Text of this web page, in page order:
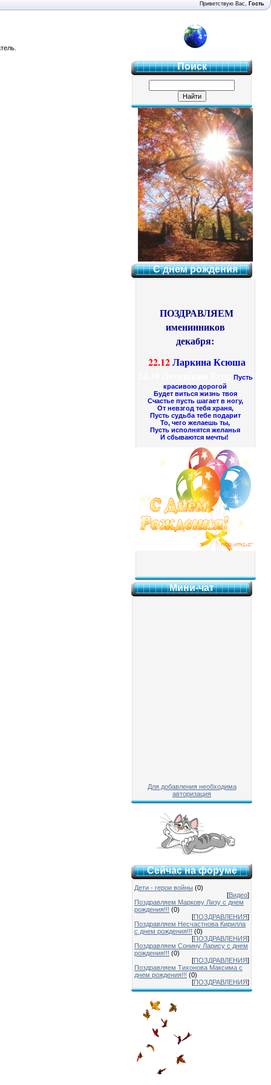
Приветствую Вас, Гость
4 "Б"
Поиск
С днем рождения
ПОЗДРАВЛЯЕМ
именинников
декабря:
22.12Ларкина Ксюша
Пусть
красивою дорогой
Будет виться жизнь твоя
Счастье пусть шагает в ногу,
От невзгод тебя храня,
Пусть судьба тебе подарит
То, чего желаешь ты,
Пусть исполнятся желанья
И сбываются мечты!
Мини-чат
Для добавления необходима
авторизация
Сейчас на форуме
Дети - герои войны (0)
[Видео]
Поздравляем Маркову Лизу с днем
рождения!!! (0)
[ПОЗДРАВЛЕНИЯ]
Поздравляем Несчастнова Кирилла
с днем рождения!!! (0)
[ПОЗДРАВЛЕНИЯ]
Поздравляем Сонину Ларису с днем
рождения!!! (0)
[ПОЗДРАВЛЕНИЯ]
Поздравляем Тихонова Максима с
днем рождения!!! (0)
[ПОЗДРАВЛЕНИЯ]